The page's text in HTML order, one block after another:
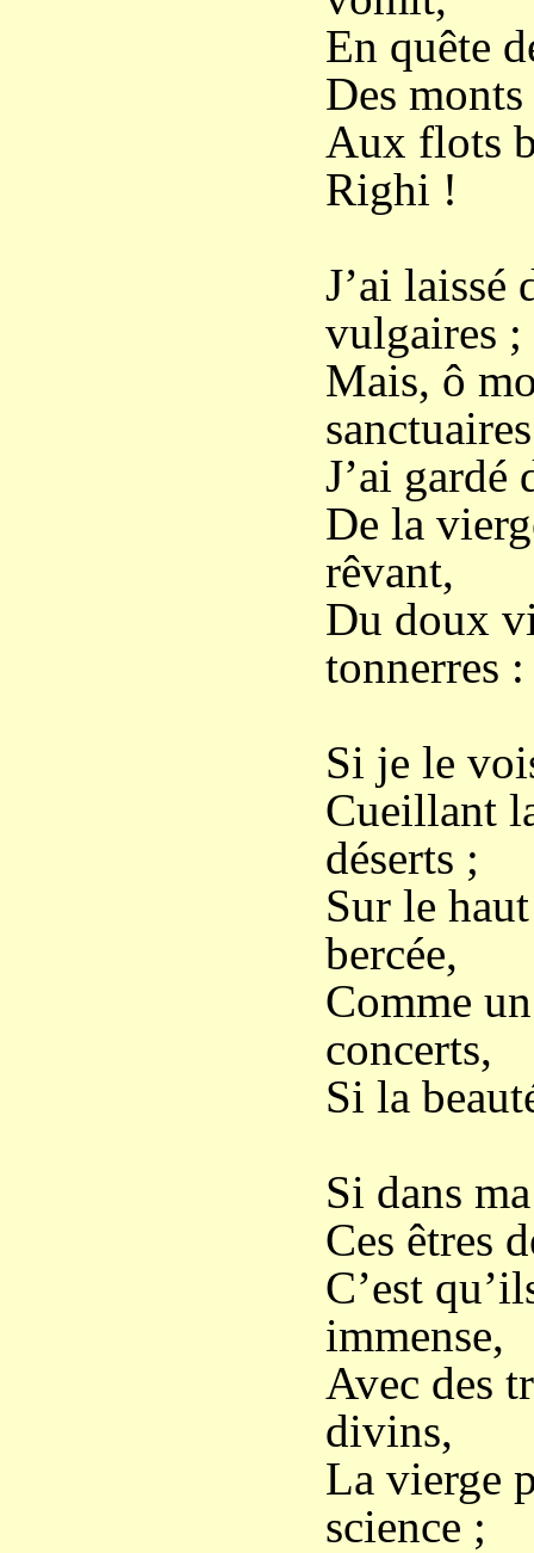
En quête
Des
Aux flots
Righi !
J’ai laissé
vulgaires ;
Mais, ô
J’ai
De la
rêvant,
Du doux
tonnerres :
Si je le
Cueillant
déserts ;
Sur le
bercée,
Comme
concerts,
Si la
Si dans
Ces êtres
C’est
immense,
Avec des
divins,
La vierge
science ;